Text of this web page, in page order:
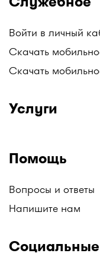
Аптека
Темиртау, пр.
Темиртау, пр. Б.
Войти в личный
Скачать
Скачать
Услуги
Помощь
Вопросы и ответы
Напишите нам
Социальные